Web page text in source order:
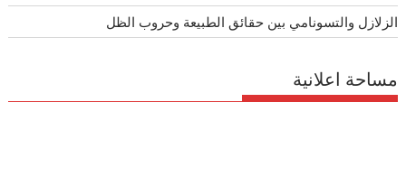
الزلازل والتسونامي بين حقائق الطبيعة وحروب الظل
مساحة اعلانية